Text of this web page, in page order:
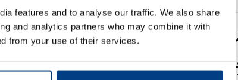
features and to analyse our traffic. We also share
and analytics partners who may combine it with
from your use of their services.プランゼー・メ
インタス・テク
社との提携でア